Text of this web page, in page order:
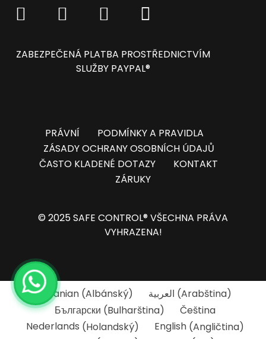
ZABEZPEČENÁ PLATBA PROSTŘEDNICTVÍM
SLUŽBY PAYPAL®
PRÁVNÍ
PODMÍNKY A PRAVIDLA
ZÁSADY OCHRANY OSOBNÍCH ÚDAJŮ
ČASTO KLADENÉ DOTAZY
KONTAKT
ZÁRUKY
© 2025 SAFE CONTROL® VŠECHNA PRÁVA
VYHRAZENA!
Albanian (Albánský) العربية (Arabština)
Български (Bulharština)
Čeština
Nederlands (Holandský) English(Angličtina)